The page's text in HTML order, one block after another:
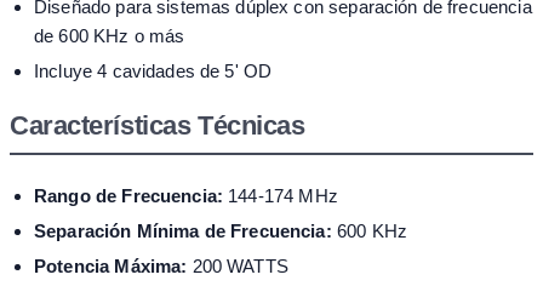
Diseñado para sistemas dúplex con separación de frecuencia
de 600 KHz o más
Incluye 4 cavidades de 5' OD
Características Técnicas
Rango de Frecuencia: 144-174 MHz
Separación Mínima de Frecuencia: 600 KHz
Potencia Máxima: 200 WATTS